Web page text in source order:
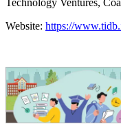
About TiDB
TiDB is the AI-native
single engine, giving
modern applications, and
noisy neighbors, or
AI, SaaS, fintech, e-
Atlassian, Dify,